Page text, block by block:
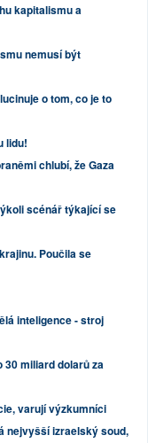
kapitalismu a
nemusí být
o tom, co je to
lidu!
chlubí, že Gaza
scénář týkající se
Poučila se
inteligence - stroj
30 miliard dolarů za
varují výzkumníci
nejvyšší izraelský soud,